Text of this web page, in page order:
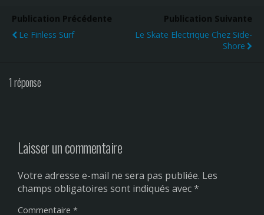
Publication Précédente
Le Finless Surf
Publication Suivante
Le Skate Electrique Chez Side-
Shore
1 réponse
Laisser un commentaire
Votre adresse e-mail ne sera pas publiée. Les
champs obligatoires sont indiqués avec*
Commentaire *